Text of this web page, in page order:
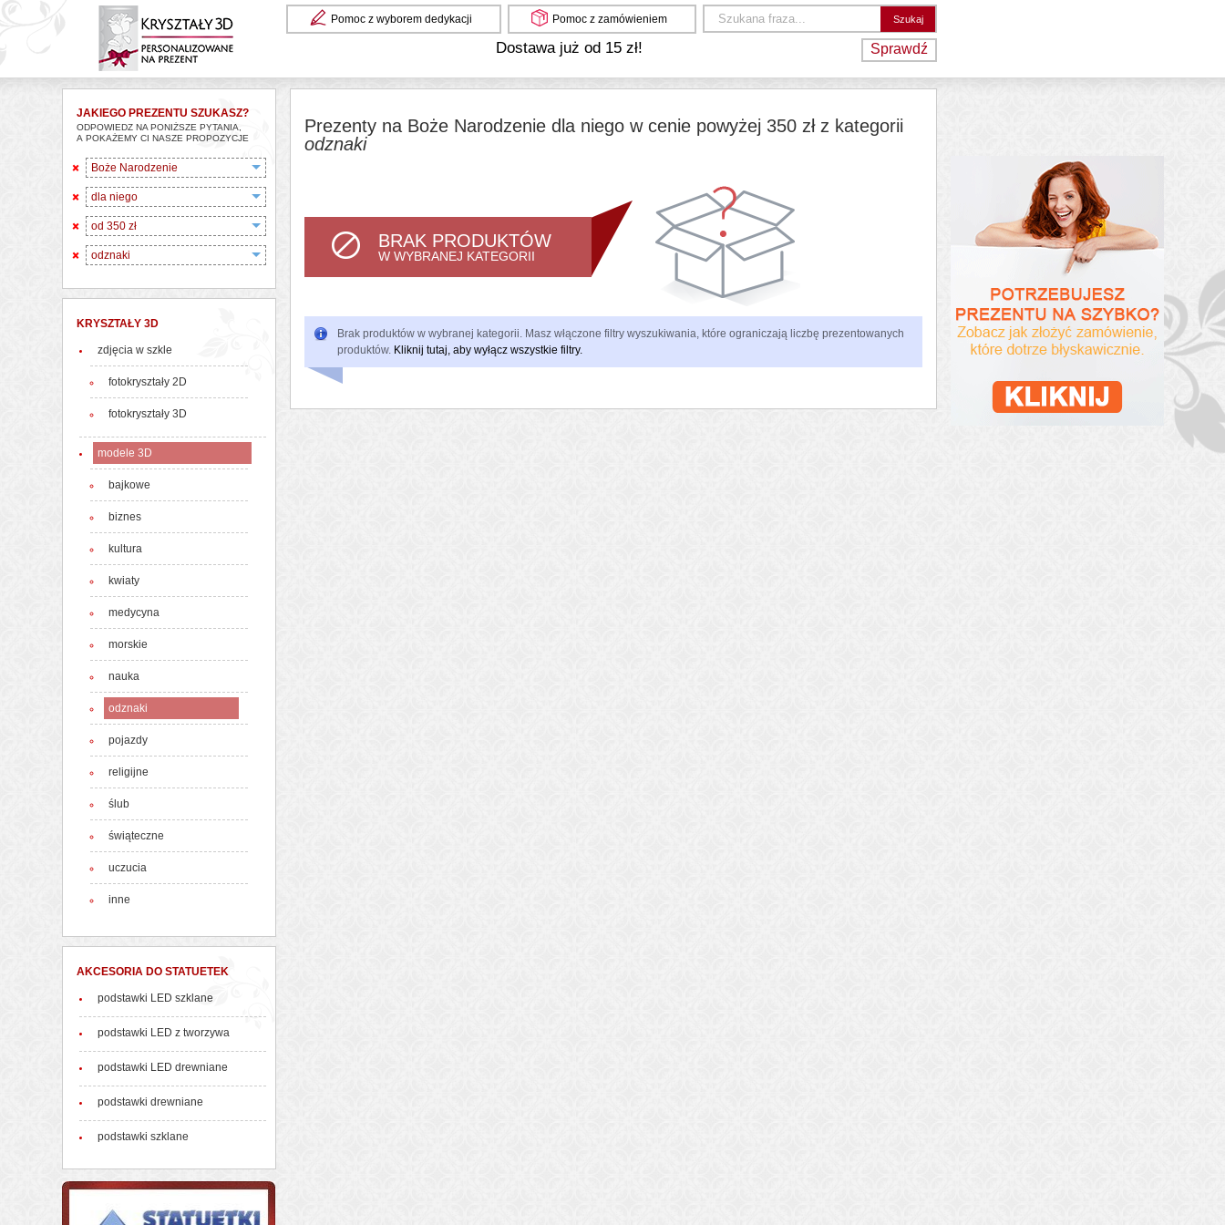
Pomoc z wyborem dedykacji Pomoc z zamówieniem
Dostawa już od 15 zł! Sprawdź
JAKIEGO PREZENTU SZUKASZ?
ODPOWIEDZ NA PONIŻSZE PYTANIA,
A POKAŻEMY CI NASZE PROPOZYCJE
Boże Narodzenie
dla niego
od 350 zł
odznaki
KRYSZTAŁY 3D
zdjęcia w szkle
fotokryształy 2D
fotokryształy 3D
modele 3D
bajkowe
biznes
kultura
kwiaty
medycyna
morskie
nauka
odznaki
pojazdy
religijne
ślub
świąteczne
uczucia
inne
AKCESORIA DO STATUETEK
podstawki LED szklane
podstawki LED z tworzywa
podstawki LED drewniane
podstawki drewniane
podstawki szklane
Prezenty na Boże Narodzenie dla niego w cenie powyżej 350 zł z kategorii
odznaki
BRAK PRODUKTÓW
W WYBRANEJ KATEGORII
Brak produktów w wybranej kategorii. Masz włączone filtry wyszukiwania, które ograniczają liczbę prezentowanych
produktów. Kliknij tutaj, aby wyłącz wszystkie filtry.